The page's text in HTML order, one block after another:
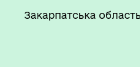
Закарпатська